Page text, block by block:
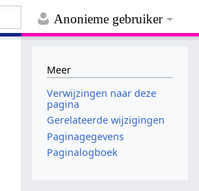
Anonieme gebruiker
Meer
Verwijzingen naar deze
pagina
Gerelateerde wijzigingen
Paginagegevens
Paginalogboek